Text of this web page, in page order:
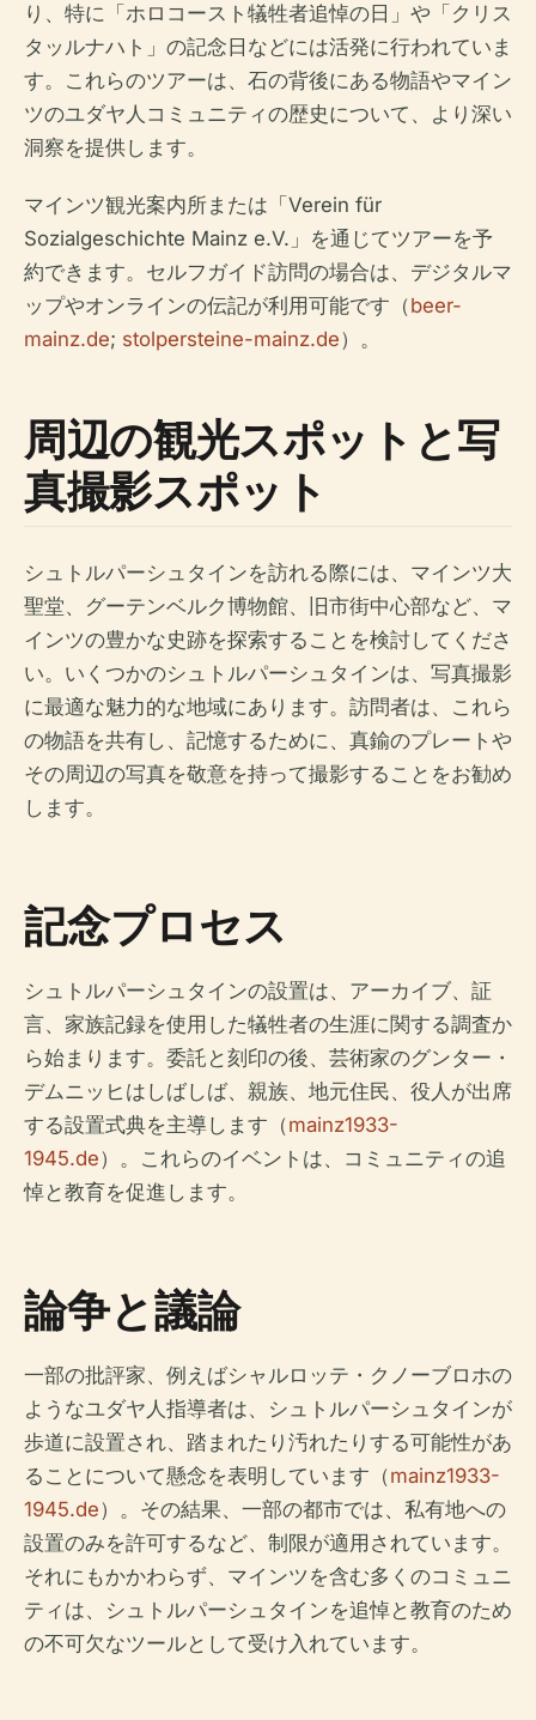
り、特に「ホロコースト犠牲者追悼の日」や「クリス
タッルナハト」の記念日などには活発に行われていま
す。これらのツアーは、石の背後にある物語やマイン
ツのユダヤ人コミュニティの歴史について、より深い
洞察を提供します。
マインツ観光案内所または「Verein für
Sozialgeschichte Mainz e.V.」を通じてツアーを予
約できます。セルフガイド訪問の場合は、デジタルマ
ップやオンラインの伝記が利用可能です（beer-
mainz.de; stolpersteine-mainz.de）。
周辺の観光スポットと写
真撮影スポット
シュトルパーシュタインを訪れる際には、マインツ大
聖堂、グーテンベルク博物館、旧市街中心部など、マ
インツの豊かな史跡を探索することを検討してくださ
い。いくつかのシュトルパーシュタインは、写真撮影
に最適な魅力的な地域にあります。訪問者は、これら
の物語を共有し、記憶するために、真鍮のプレートや
その周辺の写真を敬意を持って撮影することをお勧め
します。
記念プロセス
シュトルパーシュタインの設置は、アーカイブ、証
言、家族記録を使用した犠牲者の生涯に関する調査か
ら始まります。委託と刻印の後、芸術家のグンター・
デムニッヒはしばしば、親族、地元住民、役人が出席
する設置式典を主導します（mainz1933-
1945.de）。これらのイベントは、コミュニティの追
悼と教育を促進します。
論争と議論
一部の批評家、例えばシャルロッテ・クノーブロホの
ようなユダヤ人指導者は、シュトルパーシュタインが
歩道に設置され、踏まれたり汚れたりする可能性があ
ることについて懸念を表明しています（mainz1933-
1945.de）。その結果、一部の都市では、私有地への
設置のみを許可するなど、制限が適用されています。
それにもかかわらず、マインツを含む多くのコミュニ
ティは、シュトルパーシュタインを追悼と教育のため
の不可欠なツールとして受け入れています。